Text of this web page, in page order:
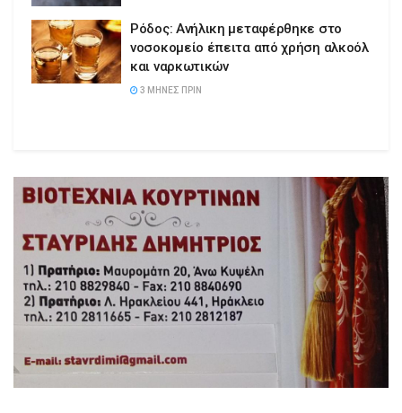
Ρόδος: Ανήλικη μεταφέρθηκε στο
νοσοκομείο έπειτα από χρήση αλκοόλ
και ναρκωτικών
3 ΜΉΝΕΣ ΠΡΙΝ